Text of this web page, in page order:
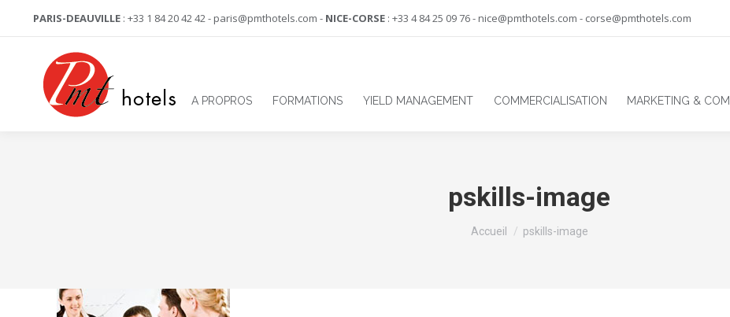
PARIS-DEAUVILLE : +33 1 84 20 42 42 - paris@pmthotels.com - NICE-CORSE : +33 4 84 25 09 76 - nice@pmthotels.com - corse@pmthotels.com
A PROPROS FORMATIONS YIELD MANAGEMENT COMMERCIALISATION MARKETING &
pskills-image
Vous êtes ici :
Accueil pskills-image